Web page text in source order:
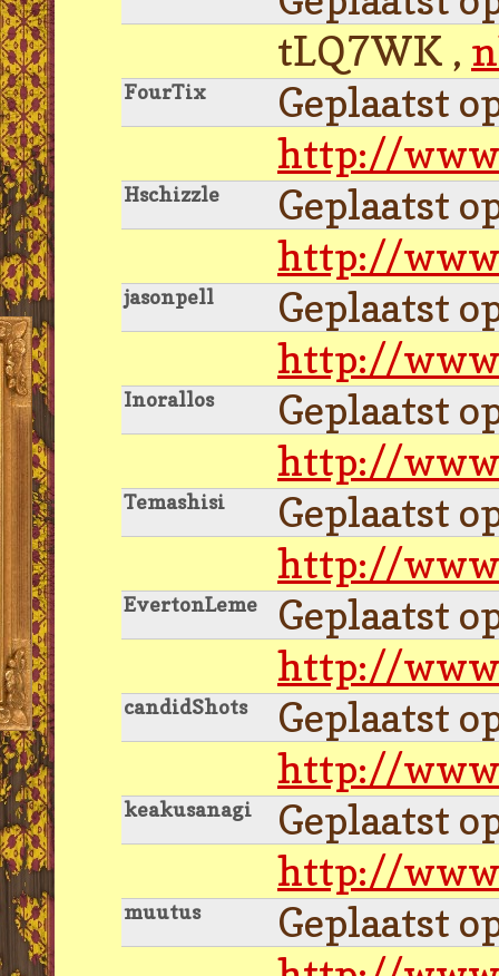
tLQ7WK ,
FourTix
Geplaatst
http://
Hschizzle
Geplaatst
http://
jasonpell
Geplaatst
http://
Inorallos
Geplaatst
http://
Temashisi
Geplaatst
http://
EvertonLeme
Geplaatst
http://
candidShots
Geplaatst
http://
keakusanagi
Geplaatst
http://
muutus
Geplaatst